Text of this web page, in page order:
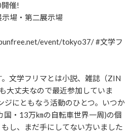
催!
場・第二展示場
event/tokyo37/ #文学フ
文学フリマとは小説、雑誌（ZIN
大丈夫なので最近参加していま
ジにともなう活動のひとつ。いつか
国・13万㎞の自転車世界一周)の個
し、まだ手にしてない方いました